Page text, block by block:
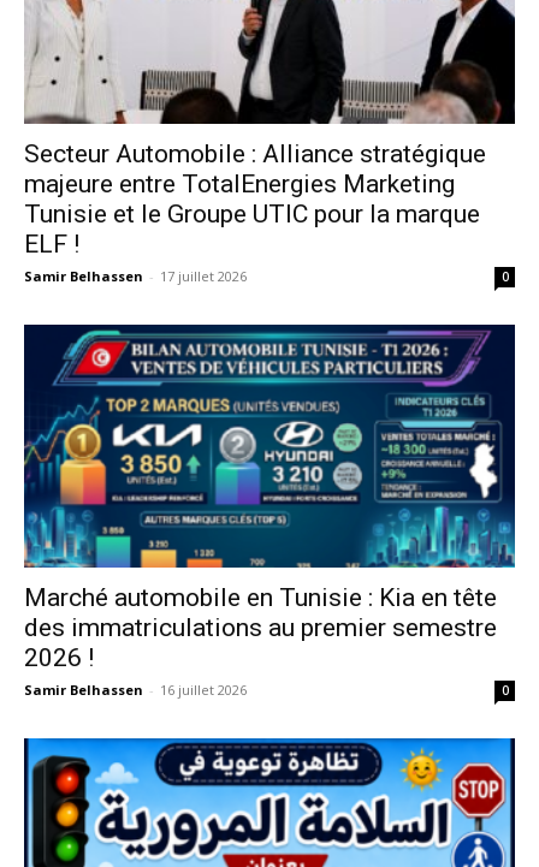
Secteur Automobile : Alliance stratégique
majeure entre TotalEnergies Marketing
Tunisie et le Groupe UTIC pour la marque
ELF !
Samir Belhassen - 17 juillet 2026 0
Marché automobile en Tunisie : Kia en tête
des immatriculations au premier semestre
2026 !
Samir Belhassen - 16 juillet 2026 0